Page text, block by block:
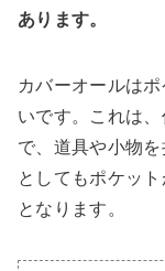
あります。
カバーオールは
いです。これは
で、道具や小物
としてもポケッ
となります。